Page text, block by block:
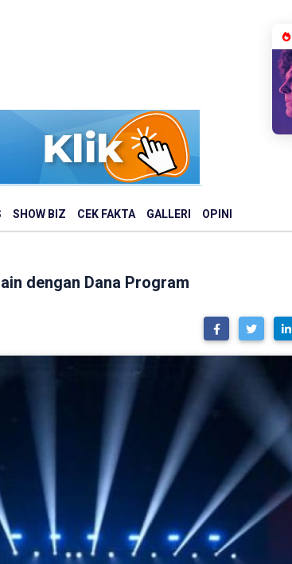
SHOW BIZ CEK FAKTA GALLERI OPINI
dengan Dana Program